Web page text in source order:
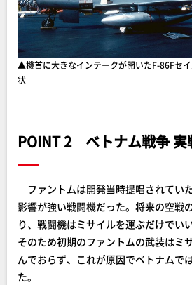
▲機首に大きなインテークが開いたF-86Fセ
状
POINT 2 ベトナム戦争 実
ファントムは開発当時提唱されてい
影響が強い戦闘機だった。将来の空戦
り、戦闘機はミサイルを運ぶだけでい
そのため初期のファントムの武装はミ
んでおらず、これが原因でベトナムで
た。